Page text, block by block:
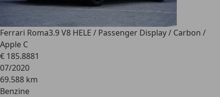
Ferrari Roma3.9 V8 HELE / Passenger Display / Carbon /
Apple C
€ 185.8881
07/2020
69.588 km
Benzine